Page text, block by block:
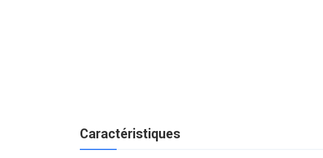
Caractéristiques